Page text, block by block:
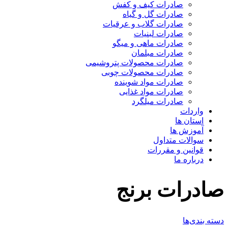
صادرات کیف و کفش
صادرات گل و گیاه
صادرات گلاب و عرقیات
صادرات لبنیات
صادرات ماهی و میگو
صادرات مبلمان
صادرات محصولات پتروشیمی
صادرات محصولات چوبی
صادرات مواد شوینده
صادرات مواد غذایی
صادرات میلگرد
واردات
استان ها
آموزش ها
سوالات متداول
قوانین و مقررات
درباره ما
صادرات برنج
دسته بندی‌ها